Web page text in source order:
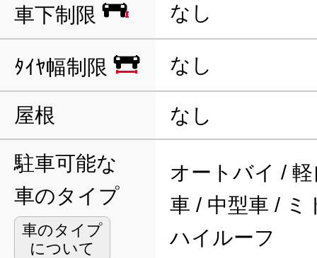
車下制限 なし
ﾀｲﾔ幅制限 なし
屋根 なし
駐車可能な
車のタイプ
車のタイプ
について
オートバイ /
車 / 中型車 / ミ
ハイルーフ